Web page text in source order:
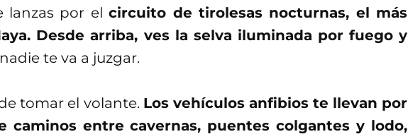
lanzas por elcircuito de tirolesas nocturnas, el más
Desde arriba, ves la selva iluminada por fuego y
te va a juzgar.
tomar el volante. Los vehículos anfibios te llevan por
caminos entre cavernas, puentes colgantes y lodo,